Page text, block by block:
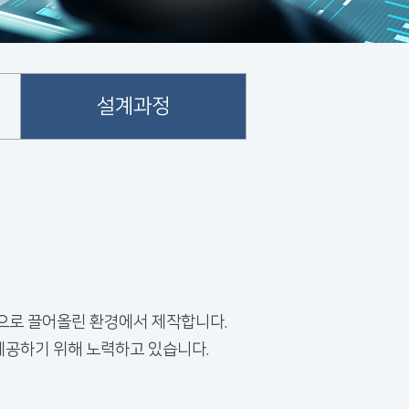
설계과정
끌어올린 환경에서 제작합니다.
하기 위해 노력하고 있습니다.